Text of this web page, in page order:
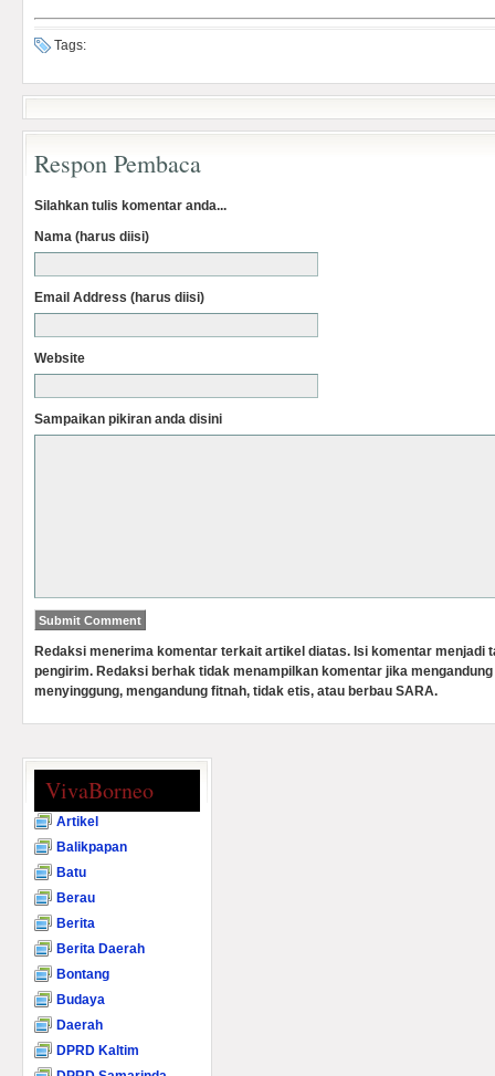
Tags:
Respon Pembaca
Silahkan tulis komentar anda...
Nama (harus diisi)
Email Address (harus diisi)
Website
Sampaikan pikiran anda disini
Redaksi menerima komentar terkait artikel diatas. Isi komentar menjadi
pengirim. Redaksi berhak tidak menampilkan komentar jika
menyinggung, mengandung fitnah, tidak etis, atau berbau SARA.
VivaBorneo
Artikel
Balikpapan
Batu
Berau
Berita
Berita Daerah
Bontang
Budaya
Daerah
DPRD Kaltim